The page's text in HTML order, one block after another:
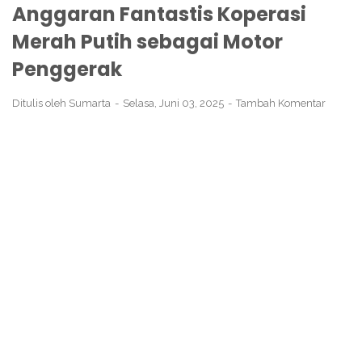
Anggaran Fantastis Koperasi
Merah Putih sebagai Motor
Penggerak
Ditulis oleh Sumarta Selasa, Juni 03, 2025 Tambah Komentar